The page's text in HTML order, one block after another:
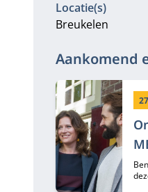
Locatie(s)
Breukelen
Aankomend
27